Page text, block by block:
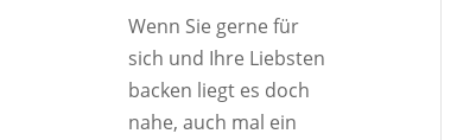
Wenn Sie gerne für
sich und Ihre Liebsten
backen liegt es doch
nahe, auch mal ein